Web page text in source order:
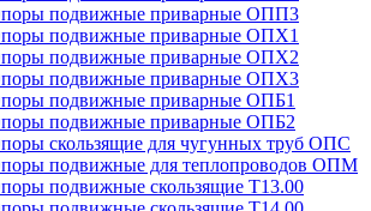
подвижные приварные ОПП3
подвижные приварные ОПХ1
подвижные приварные ОПХ2
подвижные приварные ОПХ3
подвижные приварные ОПБ1
подвижные приварные ОПБ2
скользящие для чугунных труб ОПС
подвижные для теплопроводов ОПМ
подвижные скользящие Т13.00